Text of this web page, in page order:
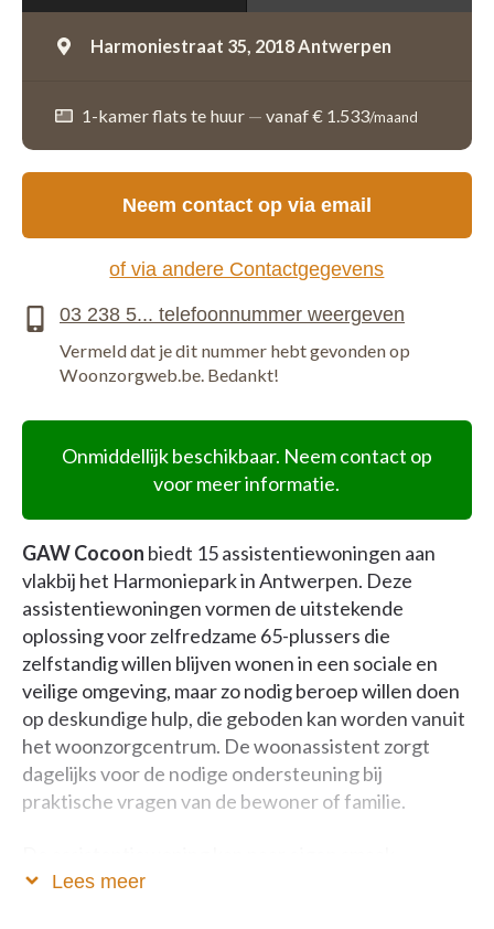
Harmoniestraat 35, 2018 Antwerpen
1-kamer flats te huur — vanaf € 1.533/maand
Onmiddellijk beschikbaar. Neem contact op
voor meer informatie.
GAW Cocoon biedt 15 assistentiewoningen aan
vlakbij het Harmoniepark in Antwerpen. Deze
assistentiewoningen vormen de uitstekende
oplossing voor zelfredzame 65-plussers die
zelfstandig willen blijven wonen in een sociale en
veilige omgeving, maar zo nodig beroep willen doen
op deskundige hulp, die geboden kan worden vanuit
het woonzorgcentrum. De woonassistent zorgt
dagelijks voor de nodige ondersteuning bij
praktische vragen van de bewoner of familie.
ingericht worden en is voorzien van:
Lees meer
Neem contact op via email
of via andere Contactgegevens
Vermeld dat je dit nummer hebt gevonden op
Woonzorgweb.be. Bedankt!